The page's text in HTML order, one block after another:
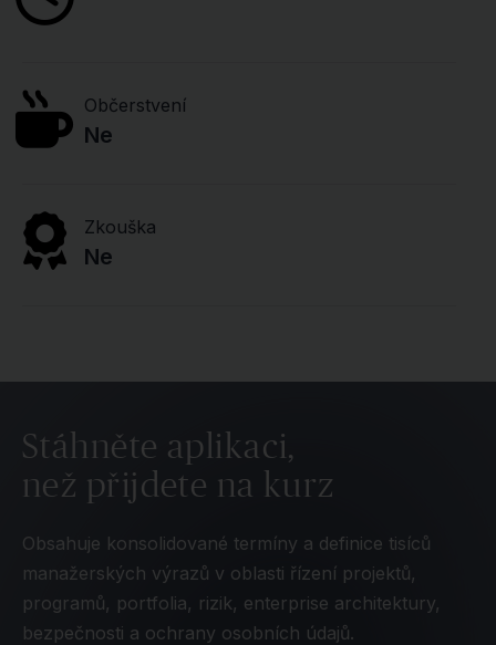
Občerstvení
Ne
Zkouška
Ne
Stáhněte aplikaci,
než přijdete na kurz
Obsahuje konsolidované termíny a definice tisíců
manažerských výrazů v oblasti řízení projektů,
programů, portfolia, rizik, enterprise architektury,
bezpečnosti a ochrany osobních údajů.